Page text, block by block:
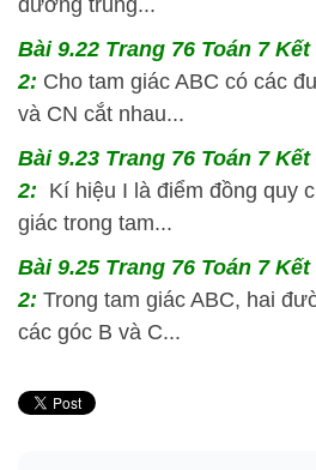
đường trung...
Bài 9.22 Trang 76 Toán 7
2: Cho tam giác ABC có các
và CN cắt nhau...
Bài 9.23 Trang 76 Toán 7
2: Kí hiệu I là điểm đồng quy
giác trong tam...
Bài 9.25 Trang 76 Toán 7
2: Trong tam giác ABC, hai
các góc B và C...